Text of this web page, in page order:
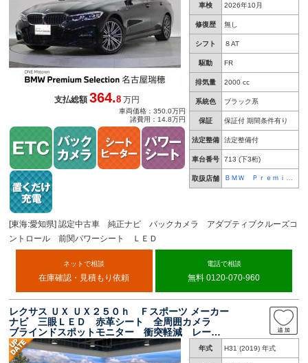
車検 2026年10月
修復歴 無し
シフト ８AT
駆動 FR
排気量 2000 cc
系統色 ブラック系
保証 保証付 期間条件有り
法定整備 法定整備付
車台番号 713 (下3桁)
取扱店舗
ＢＭＷ Ｐｒｅｍｉｕ
ｍ Ｓｅｌｅｃｔｉｏ
支払総額364.8 万円
車両価格：350.0万円
諸費用：14.8万円
[東海:愛知県] 認定中古車 純正ナビ バックカメラ アダプティブクルーズコ
ントロール 前関パワーシート ＬＥＤ
ネットで相談
在庫確認・見積もり依頼
電話で相談
無料 0120-070-960
レクサス ＵＸ ＵＸ２５０ｈ Ｆスポーツ メーカー
ナビ 三眼ＬＥＤ 赤革シート 全周囲カメラ
ブラインドスポットモニター 衝突軽減 レーダ
ークルーズ シートヒーター 電動リアゲート
パワーシート 純正１８ＡＷ
年式 H31 (2019) 年式